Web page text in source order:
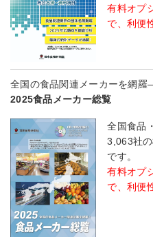
有料オプ
で、利便
全国の食品関連メーカーを網
2025食品メーカー総覧
全国食品
3,063社
です。
有料オプ
で、利便